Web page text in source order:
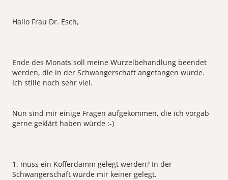
Hallo Frau Dr. Esch,
Ende des Monats soll meine Wurzelbehandlung beendet
werden, die in der Schwangerschaft angefangen wurde.
Ich stille noch sehr viel.
Nun sind mir einige Fragen aufgekommen, die ich vorgab
gerne geklärt haben würde :-)
1. muss ein Kofferdamm gelegt werden? In der
Schwangerschaft wurde mir keiner gelegt.